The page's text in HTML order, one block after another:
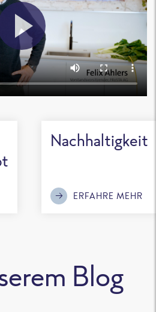
Nachhaltigkeit
ERFAHRE MEHR
Blog